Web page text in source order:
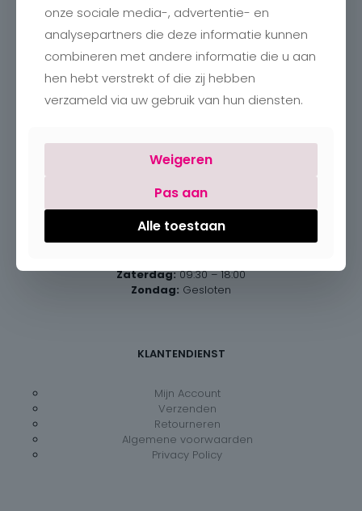
Charlotte
Romboutstraat 24
+32 89515466
info@charlottebilzen.be
Maandag: Gesloten
Zaterdag: 09:30 – 18:00
Zondag: Gesloten
KLANTENDIENST
Mijn Account
Verzenden
Retourneren
Algemene voorwaarden
Privacy Policy
onze sociale media-, advertentie- en
analysepartners die deze informatie kunnen
combineren met andere informatie die u aan
hen hebt verstrekt of die zij hebben
verzameld via uw gebruik van hun diensten.
Weigeren
Pas aan
Alle toestaan